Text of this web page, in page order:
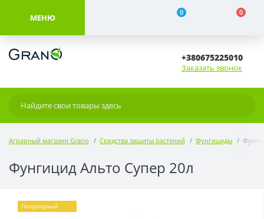
МЕНЮ 0 0
+380675225010
Заказать звонок
Аграрный магазин Grano Средства защиты растений Фунгициды
Фунгицид Альто Супер 20л
Популярный